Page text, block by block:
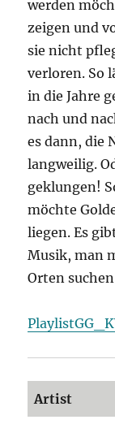
werden
zeigen und
sie nicht
verloren. So
in die Jahre
nach und
es dann, die
langweilig.
geklungen!
möchte
liegen. Es
Musik, man
Orten
Artist